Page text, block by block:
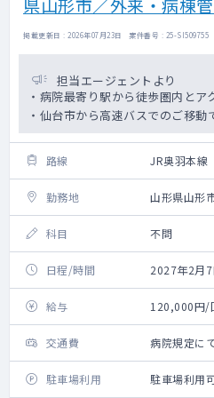
県山形市／外来・病棟
掲載更新日 : 2026年07月23日 案件番号 : 25-SI509755
担当エージェントより
・病院最寄り駅から徒歩圏内とア
・仙台市から高速バスでのご移動
路線 JR奥羽本線
勤務地 山形県山形
科目 不問
日程/時間 2027年2月
給与 120,000円/
交通費 病院規定に
駐車場利用 駐車場利用